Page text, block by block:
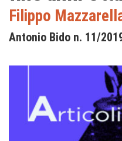
Filippo
Antonio Bido n. 11/